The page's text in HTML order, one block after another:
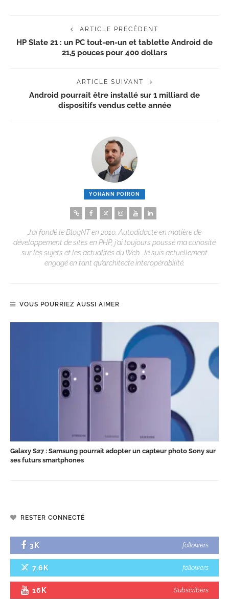
ARTICLE PRÉCÉDENT
HP Slate 21 : un PC tout-en-un et tablette Android de
21,5 pouces pour 400 dollars
ARTICLE SUIVANT
Android pourrait être installé sur 1 milliard de
dispositifs vendus cette année
YOHANN POIRON
J’ai fondé le BlogNT en 2010. Autodidacte en matière de
développement de sites en PHP, j’ai toujours poussé ma curiosité
sur les sujets et les actualités du Web. Je suis actuellement
engagé en tant qu’architecte interopérabilité.
VOUS POURRIEZ AUSSI AIMER
Galaxy S27 : Samsung pourrait adopter un capteur photo Sony sur
ses futurs smartphones
RESTER CONNECTÉ
3K followers
7.6K followers
16K Subscribers